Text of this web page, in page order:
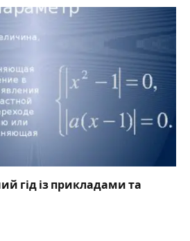
гід із прикладами та